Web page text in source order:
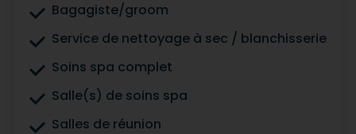
Bagagiste/groom
Service de nettoyage à sec / blanchisserie
Soins spa complet
Salle(s) de soins spa
Salles de réunion